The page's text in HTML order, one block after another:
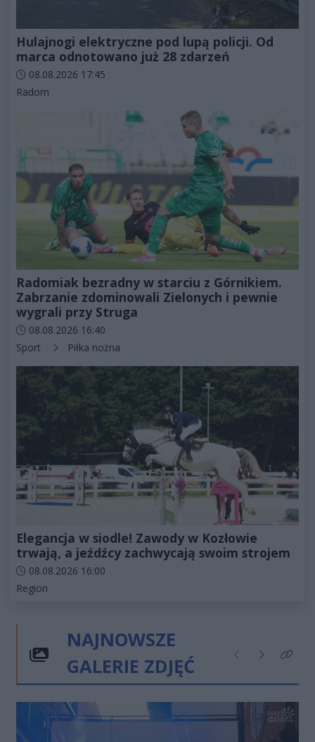
Hulajnogi elektryczne pod lupą policji. Od
marca odnotowano już 28 zdarzeń
Data dodania artykułu:
08.08.2026 17:45
Kategorie artykułu:
Radom
Radomiak bezradny w starciu z Górnikiem.
Zabrzanie zdominowali Zielonych i pewnie
wygrali przy Struga
Data dodania artykułu:
08.08.2026 16:40
Kategorie artykułu:
Sport Piłka nożna
Elegancja w siodle! Zawody w Kozłowie
trwają, a jeźdźcy zachwycają swoim strojem
Data dodania artykułu:
08.08.2026 16:00
Kategorie artykułu:
Region
NAJNOWSZE
GALERIE ZDJĘĆ
Poprzednie
NastępneKliknij